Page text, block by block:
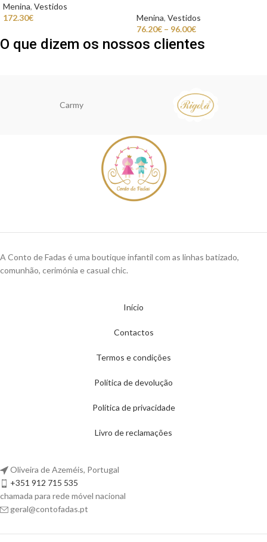
Menina, Vestidos
172.30€ Menina, Vestidos
76.20€ – 96.00€
O que dizem os nossos clientes
Carmy
A Conto de Fadas é uma boutique infantil com as linhas batizado,
comunhão, cerimónia e casual chic.
Início
Contactos
Termos e condições
Política de devolução
Política de privacidade
Livro de reclamações
Oliveira de Azeméis, Portugal
+351 912 715 535
chamada para rede móvel nacional
geral@contofadas.pt